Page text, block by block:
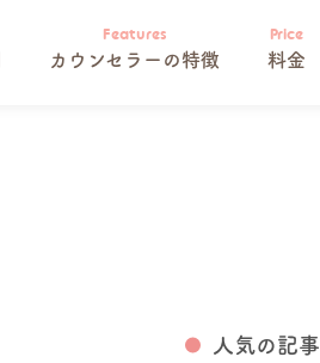
カウンセラーの特徴 料金
人気の記事